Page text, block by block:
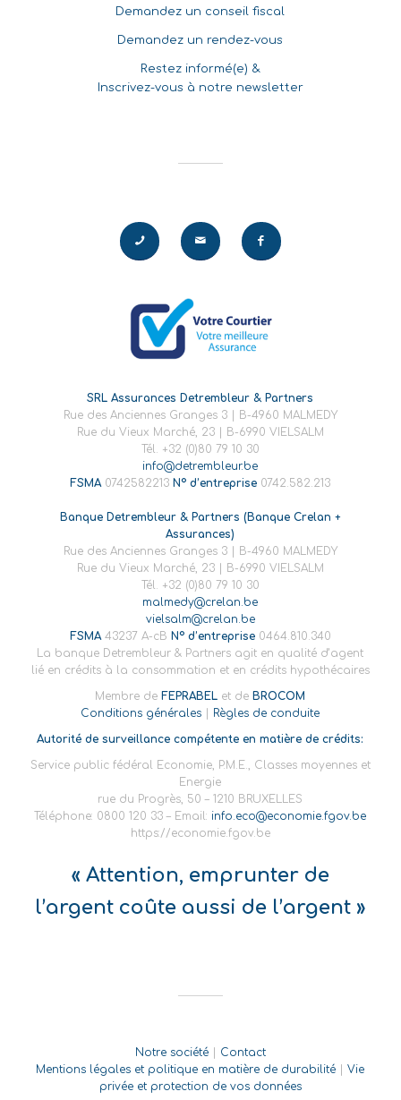
Demandez un conseil fiscal
Demandez un rendez-vous
Restez informé(e) &
Inscrivez-vous à notre newsletter
SRL Assurances Detrembleur & Partners
Rue des Anciennes Granges 3 | B-4960 MALMEDY
Rue du Vieux Marché, 23 | B-6990 VIELSALM
Tél. +32 (0)80 79 10 30
info@detrembleur.be
FSMA 0742582213 N° d’entreprise 0742.582.213
Banque Detrembleur & Partners (Banque Crelan +
Assurances)
Rue des Anciennes Granges 3 | B-4960 MALMEDY
Rue du Vieux Marché, 23 | B-6990 VIELSALM
Tél. +32 (0)80 79 10 30
malmedy@crelan.be
vielsalm@crelan.be
FSMA43237 A-cB N° d’entreprise 0464.810.340
La banque Detrembleur & Partners agit en qualité d’agent
lié en crédits à la consommation et en crédits hypothécaires
Membre de FEPRABEL et de BROCOM
Conditions générales
Règles de conduite
Autorité de surveillance compétente en matière de crédits:
Service public fédéral Economie, P.M.E., Classes moyennes et
Energie
rue du Progrès, 50 – 1210 BRUXELLES
Téléphone: 0800 120 33 – Email: info.eco@economie.fgov.be
https://economie.fgov.be
« Attention, emprunter de
l’argent coûte aussi de l’argent »
Notre société| Contact
Mentions légales et politique en matière de durabilité |Vie
privée et protection de vos données